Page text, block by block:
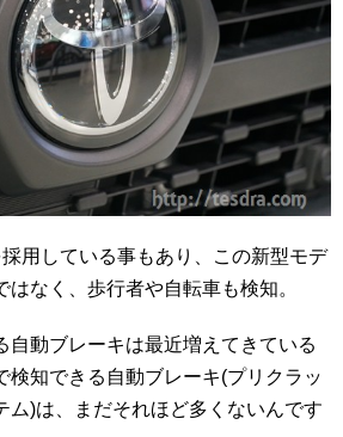
用している事もあり、この新型モデ
はなく、歩行者や自転車も検知。
自動ブレーキは最近増えてきている
検知できる自動ブレーキ(プリクラッ
ム)は、まだそれほど多くないんです